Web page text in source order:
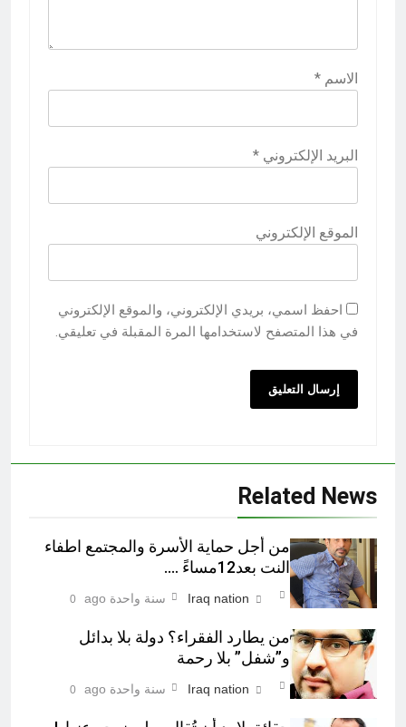
الاسم *
البريد الإلكتروني *
الموقع الإلكتروني
احفظ اسمي، بريدي الإلكتروني، والموقع الإلكتروني
في هذا المتصفح لاستخدامها المرة المقبلة في تعليقي.
Related News
من أجل حماية الأسرة والمجتمع اطفاء
النت بعد12مساءً ….
Iraq nation سنة واحدة ago 0
من يطارد الفقراء؟ دولة بلا بدائل
و”شفل” بلا رحمة
Iraq nation سنة واحدة ago 0